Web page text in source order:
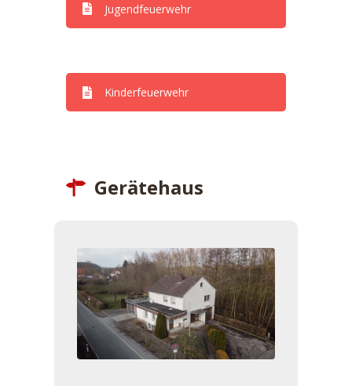
Jugendfeuerwehr
Kinderfeuerwehr
Gerätehaus